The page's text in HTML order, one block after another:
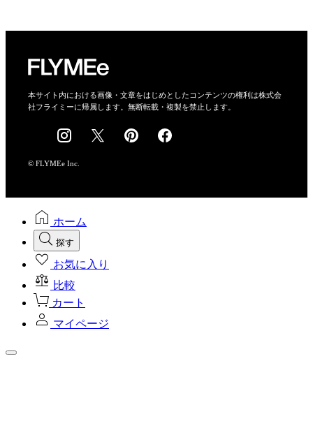
会社概要
採用情報
本サイト内における画像・文章をはじめとしたコンテンツの権利は株式会
社フライミーに帰属します。無断転載・複製を禁止します。
© FLYMEe Inc.
ホーム
探す
お気に入り
比較
カート
マイページ